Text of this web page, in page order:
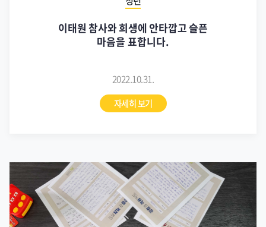
이태원 참사와 희생에 안타깝고 슬픈
마음을 표합니다.
2022.10.31.
자세히 보기